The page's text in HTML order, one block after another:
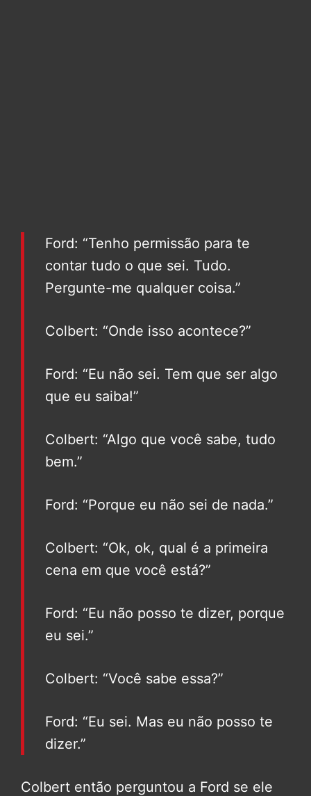
Ford: “Tenho permissão para te
contar tudo o que sei. Tudo.
Pergunte-me qualquer coisa.”
Colbert: “Onde isso acontece?”
Ford: “Eu não sei. Tem que ser algo
que eu saiba!”
Colbert: “Algo que você sabe, tudo
bem.”
Ford: “Porque eu não sei de nada.”
Colbert: “Ok, ok, qual é a primeira
cena em que você está?”
Ford: “Eu não posso te dizer, porque
eu sei.”
Colbert: “Você sabe essa?”
Ford: “Eu sei. Mas eu não posso te
dizer.”
Colbert então perguntou a Ford se ele